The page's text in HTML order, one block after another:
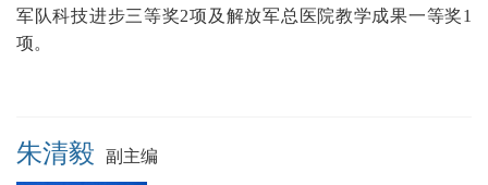
军队科技进步三等奖2项及解放军总医院教学成果一等奖1
项。
朱清毅 副主编